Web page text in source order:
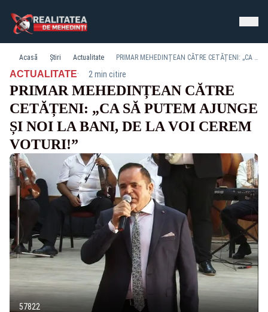
Acasă Știri Actualitate PRIMAR MEHEDINȚEAN CĂTRE CETĂȚENI: „CA SĂ PUTEM AJUNGE ȘI NOI LA BANI, DE LA VOI CEREM VOTURI!”
ACTUALITATE· 2 min citire
PRIMAR MEHEDINȚEAN CĂTRE
CETĂȚENI: „CA SĂ PUTEM AJUNGE
ȘI NOI LA BANI, DE LA VOI CEREM
VOTURI!”
57822